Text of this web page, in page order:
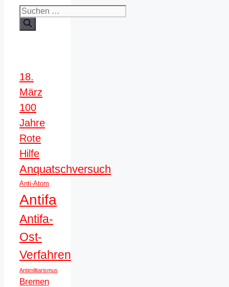
Suchen
nach:
18.
März
100
Jahre
Rote
Hilfe
Anquatschversuch
Anti-Atom
Antifa
Antifa-
Ost-
Verfahren
Antimilitarismus
Bremen